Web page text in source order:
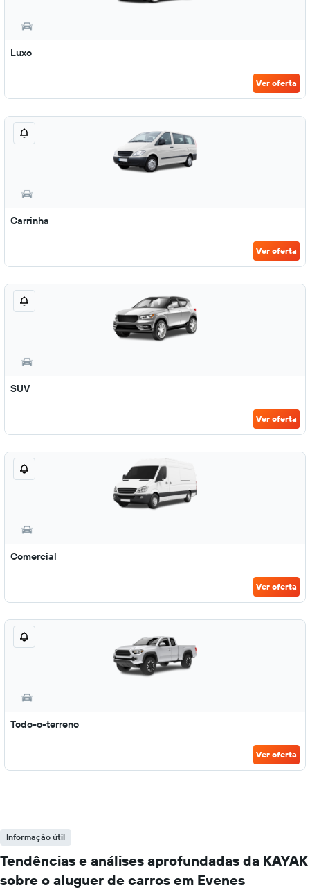
Luxo
Ver oferta
Carrinha
Ver oferta
SUV
Ver oferta
Comercial
Ver oferta
Todo-o-terreno
Ver oferta
Informação útil
Tendências e análises aprofundadas da KAYAK
sobre o aluguer de carros em Evenes